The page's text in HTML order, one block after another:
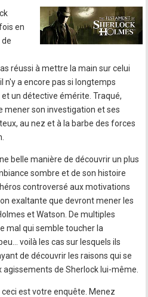
en
de
réussi à mettre la main sur celui
n'y a encore pas si longtemps
un détective émérite. Traqué,
mener son investigation et ses
au nez et à la barbe des forces
belle manière de découvrir un plus
sombre et de son histoire
controversé aux motivations
exaltante que devront mener les
et Watson. De multiples
mal qui semble toucher la
voilà les cas sur lesquels ils
de découvrir les raisons qui se
de Sherlock lui-même.
est votre enquête. Menez